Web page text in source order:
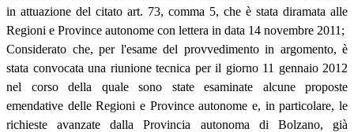
in attuazione del citato art. 73, comma 5, che è stata diramata alle
Regioni e Province autonome con lettera in data 14 novembre 2011;
Considerato che, per l'esame del provvedimento in argomento, è
stata convocata una riunione tecnica per il giorno 11 gennaio 2012
nel corso della quale sono state esaminate alcune proposte
emendative delle Regioni e Province autonome e, in particolare, le
richieste avanzate dalla Provincia autonoma di Bolzano, già